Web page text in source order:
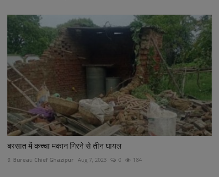
बरसात में कच्चा मकान गिरने से तीन घायल
9. Bureau Chief Ghazipur Aug 7, 2023 0 184